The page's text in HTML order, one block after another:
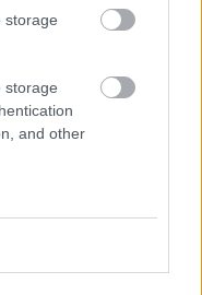
storage
storage
and other
fejlesztése
vezetéken
is készül